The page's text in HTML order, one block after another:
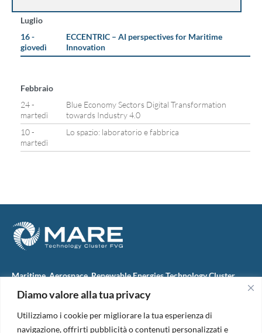
Diamo valore alla tua privacy
Utilizziamo i cookie per migliorare la tua esperienza di
navigazione, offrirti pubblicità o contenuti personalizzati e
Luglio
16 -
giovedì
ECCENTRIC – AI perspectives for Maritime
Innovation
Febbraio
24 -
martedì
Blue Economy Sectors Digital Transformation
towards Industry 4.0
10 -
martedì
Lo spazio: laboratorio e fabbrica
Maritime, Aerospace, Renewable Energies Technology Cluster
M.A.R.E. TC FVG S.c.ar.l.
34074 Monfalcone (Italy)
tel. +39 0481 723440